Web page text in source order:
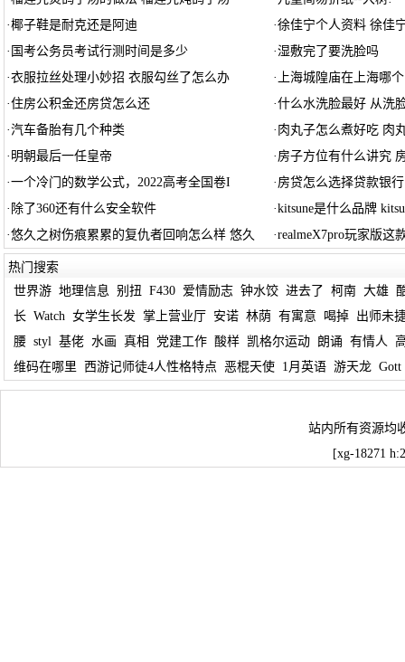
·椰子鞋是耐克还是阿迪 ·徐佳宁个人资料 徐佳
· 国考公务员考试行测时间是多少 ·湿敷完了要洗脸吗
·衣服拉丝处理小妙招 衣服勾丝了怎么办 · 上海城隍庙在上海哪
·住房公积金还房贷怎么还 ·什么水洗脸最好 从洗
·汽车备胎有几个种类 · 肉丸子怎么煮好吃 肉
· 明朝最后一任皇帝 · 房子方位有什么讲究
·一个冷门的数学公式，2022高考全国卷I · 房贷怎么选择贷款银行
· 除了360还有什么安全软件 ·kitsune是什么品牌
·悠久之树伤痕累累的复仇者回响怎么样 悠久 ·realmeX7pro玩家版这
热门搜索
世界游 地理信息 别扭 F430 爱情励志 钟水饺 进去了 柯南 大雄
长 Watch 女学生长发 掌上营业厅 安诺 林荫 有寓意 喝掉
出师未
腰 styl 基佬 水画 真相 党建工作 酸样 凯格尔运动 朗诵 有情人
维码在哪里
西游记师徒4人性格特点 恶棍天使 1月英语 游天龙 Gott
站内所有资源均
[xg-18271